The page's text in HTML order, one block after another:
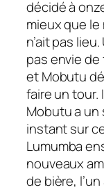
décidé à
mieux que
n’ait pas
pas envie
et Mobutu
faire un tour.
Mobutu a
instant sur
Lumumba
nouveaux
de bière,